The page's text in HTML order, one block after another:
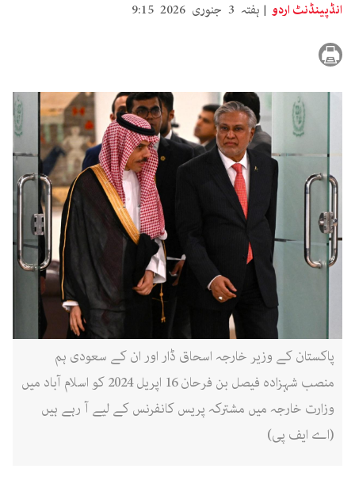
انڈپینڈنٹ اردو
ہفتہ 3 جنوری 2026 9:15
پاکستان کے وزیر خارجہ اسحاق ڈار اور ان کے سعودی ہم
منصب شہزادہ فیصل بن فرحان 16 اپریل 2024 کو اسلام آباد میں
وزارت خارجہ میں مشترکہ پریس کانفرنس کے لیے آ رہے ہیں
(اے ایف پی)